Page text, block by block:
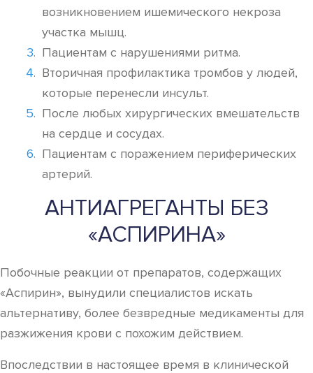
возникновением ишемического некроза
участка мышц.
Пациентам с нарушениями ритма.
Вторичная профилактика тромбов у людей,
которые перенесли инсульт.
После любых хирургических вмешательств
на сердце и сосудах.
Пациентам с поражением периферических
артерий.
АНТИАГРЕГАНТЫ БЕЗ
«АСПИРИНА»
Побочные реакции от препаратов, содержащих
«Аспирин», вынудили специалистов искать
альтернативу, более безвредные медикаменты для
разжижения крови с похожим действием.
Впоследствии в настоящее время в клинической